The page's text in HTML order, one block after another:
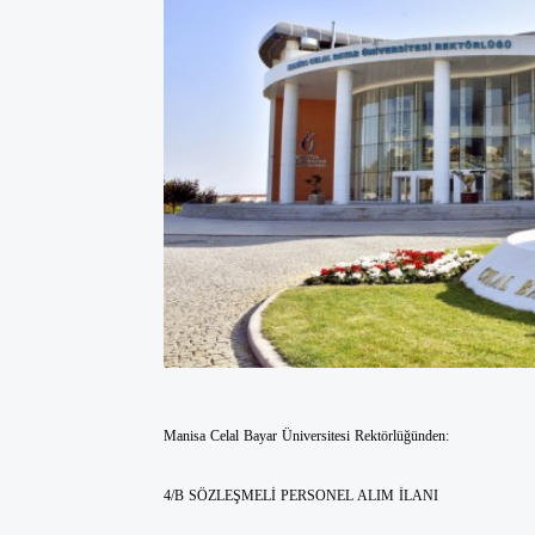
Manisa Celal Bayar Üniversitesi Rektörlüğünden:
4/B SÖZLEŞMELİ PERSONEL ALIM İLANI